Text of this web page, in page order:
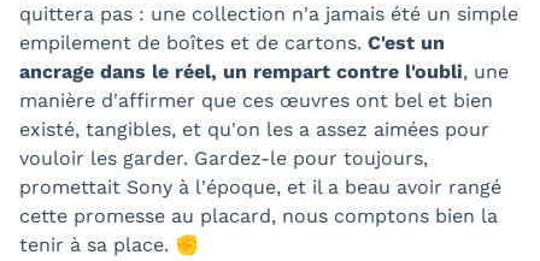
quittera pas : une collection n'a jamais été un simple
empilement de boîtes et de cartons. C'est un
ancrage dans le réel, un rempart contre l'oubli, une
manière d'affirmer que ces œuvres ont bel et bien
existé, tangibles, et qu'on les a assez aimées pour
vouloir les garder. Gardez-le pour toujours,
promettait Sony à l'époque, et il a beau avoir rangé
cette promesse au placard, nous comptons bien la
tenir à sa place. ✊